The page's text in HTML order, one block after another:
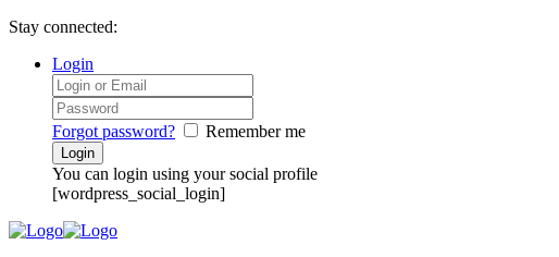
Stay connected:
Login
Forgot password? Remember me
You can login using your social profile
[wordpress_social_login]